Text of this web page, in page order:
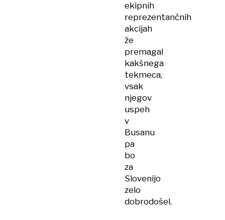
ekipnih
reprezentančnih
akcijah
že
premagal
kakšnega
tekmeca,
vsak
njegov
uspeh
v
Busanu
pa
bo
za
Slovenijo
zelo
dobrodošel.